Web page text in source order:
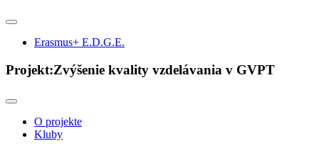
Erasmus+ E.D.G.E.
Projekt:Zvýšenie kvality vzdelávania v GVPT
O projekte
Kluby